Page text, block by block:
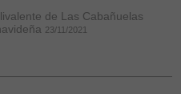
de Las Cabañuelas
23/11/2021